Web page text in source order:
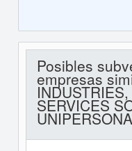
Posibles
empresas
SERVICES